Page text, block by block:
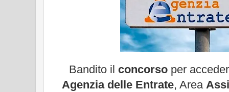
Bandito il concorso per
Agenzia delle Entrate, Area